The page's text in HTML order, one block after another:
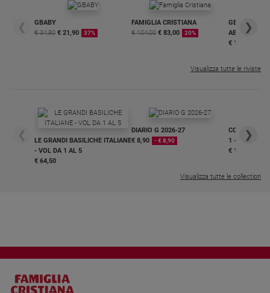
❮
GBABY
€ 34,80 € 21,90 37%
FAMIGLIA CRISTIANA
€ 104,00 € 83,00 20%
GBABY
€ 16,99
❯
Visualizza tutte le riviste
❮
LE GRANDI BASILICHE ITALIANE
- VOL DA 1 AL 5
€ 64,50
DIARIO G 2026-27
€ 8,90
- € 8,90
COLLANA
1 - 2
€ 18,50
❯
Visualizza tutte le collection